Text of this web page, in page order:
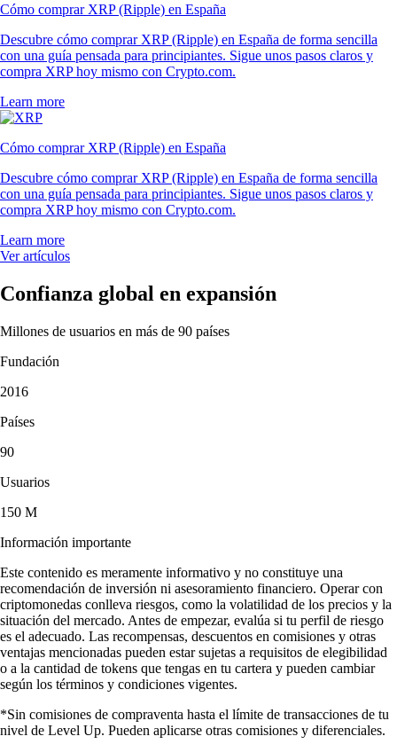
Cómo comprar XRP (Ripple) en España
Descubre cómo comprar XRP (Ripple) en España de forma sencilla
con una guía pensada para principiantes. Sigue unos pasos claros y
compra XRP hoy mismo con Crypto.com.
Learn more
Cómo comprar XRP (Ripple) en España
Descubre cómo comprar XRP (Ripple) en España de forma sencilla
con una guía pensada para principiantes. Sigue unos pasos claros y
compra XRP hoy mismo con Crypto.com.
Learn more
Ver artículos
Confianza global en expansión
Millones de usuarios en más de 90 países
Fundación
2016
Países
90
Usuarios
150 M
Información importante
Este contenido es meramente informativo y no constituye una
recomendación de inversión ni asesoramiento financiero. Operar con
criptomonedas conlleva riesgos, como la volatilidad de los precios y la
situación del mercado. Antes de empezar, evalúa si tu perfil de riesgo
es el adecuado. Las recompensas, descuentos en comisiones y otras
ventajas mencionadas pueden estar sujetas a requisitos de elegibilidad
o a la cantidad de tokens que tengas en tu cartera y pueden cambiar
según los términos y condiciones vigentes.
*Sin comisiones de compraventa hasta el límite de transacciones de tu
nivel de Level Up. Pueden aplicarse otras comisiones y diferenciales.